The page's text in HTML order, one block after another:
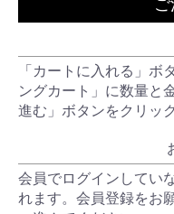
「カートに入れる」
ングカート」に数量と
進む」ボタンをクリッ
会員でログインしてい
れます。会員登録をお